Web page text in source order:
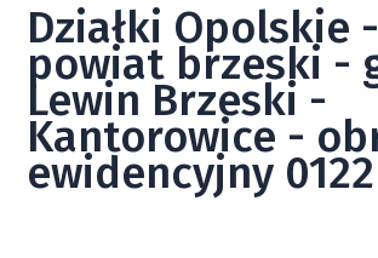
Działki Opolskie -
powiat brzeski -
Lewin Brzeski -
Kantorowice -
ewidencyjny 0122